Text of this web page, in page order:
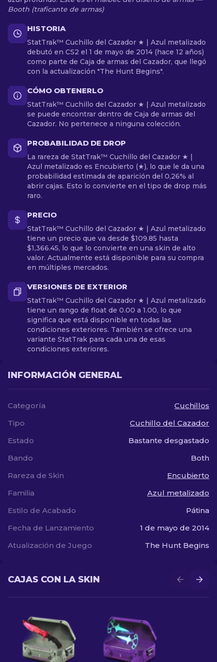
Booth (traficante de armas)
HISTORIA
StatTrak™ Cuchillo del Cazador ★ | Azul metalizado
debutó en CS2 el 1 de mayo de 2014 (hace 12 años)
como parte de Caja de armas del Cazador, que llegó
con la actualización "The Hunt Begins".
CÓMO OBTENERLO
StatTrak™ Cuchillo del Cazador ★ | Azul metalizado
se puede encontrar dentro de Caja de armas del
Cazador. No pertenece a ninguna colección.
PROBABILIDAD DE DROP
La rareza de StatTrak™ Cuchillo del Cazador ★ |
Azul metalizado es Encubierto (★), lo que le da una
probabilidad estimada de aparición del 0,26% al
abrir cajas. Esto lo convierte en el tipo de drop más
raro.
PRECIO
StatTrak™ Cuchillo del Cazador ★ | Azul metalizado
tiene un precio que va desde $109.85 hasta
$1,366.45, lo que lo convierte en una skin de alto
valor. Actualmente está disponible para su compra
en múltiples mercados.
VERSIONES DE EXTERIOR
StatTrak™ Cuchillo del Cazador ★ | Azul metalizado
tiene un rango de float de 0.00 a 1.00, lo que
significa que está disponible en todas las
condiciones exteriores. También se ofrece una
variante StatTrak para cada una de esas
condiciones exteriores.
INFORMACIÓN GENERAL
Categoría
Cuchillos
Tipo
Cuchillo del Cazador
Estado
Bastante desgastado
Bando
Both
Rareza de Skin
Encubierto
Familia
Azul metalizado
Estilo de Acabado
Pátina
Fecha de Lanzamiento
1 de mayo de 2014
Atualización de Juego
The Hunt Begins
CAJAS CON LA SKIN